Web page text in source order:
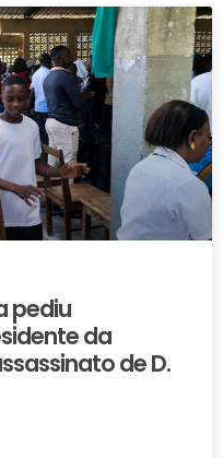
pediu
da
de D.